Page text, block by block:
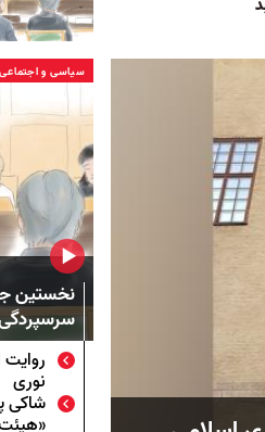
سیاسی و اجتماعی
نخستین
نوری
شاکی